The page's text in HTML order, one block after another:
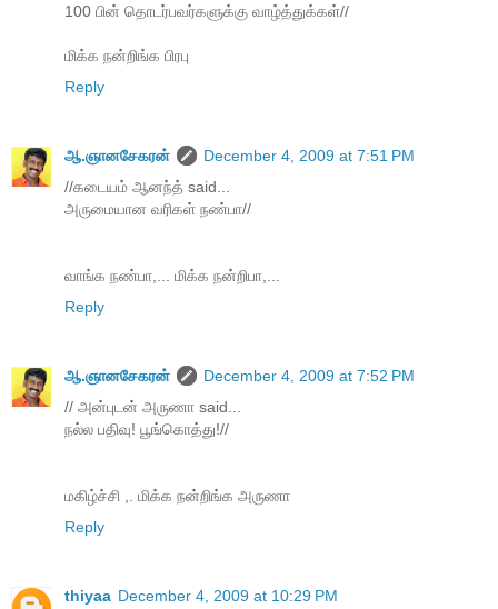
100 பின் தொடர்பவர்களுக்கு வாழ்த்துக்கள்//
மிக்க நன்றிங்க பிரபு
Reply
ஆ.ஞானசேகரன்
December 4, 2009 at 7:51 PM
//கடையம் ஆனந்த் said...
அருமையான வரிகள் நண்பா//
வாங்க நண்பா,... மிக்க நன்றிபா,...
Reply
ஆ.ஞானசேகரன்
December 4, 2009 at 7:52 PM
// அன்புடன் அருணா said...
நல்ல பதிவு! பூங்கொத்து!//
மகிழ்ச்சி ,. மிக்க நன்றிங்க அருணா
Reply
thiyaa December 4, 2009 at 10:29 PM